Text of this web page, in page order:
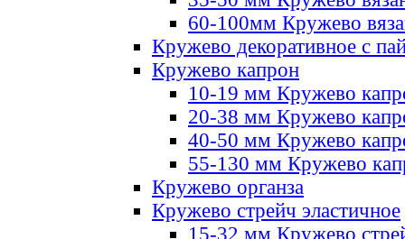
60-100мм Кружево
Кружево декоративное с
Кружево капрон
10-19 мм Кружево
20-38 мм Кружево
40-50 мм Кружево
55-130 мм Кружево
Кружево органза
Кружево стрейч эластичное
15-32 мм Кружево